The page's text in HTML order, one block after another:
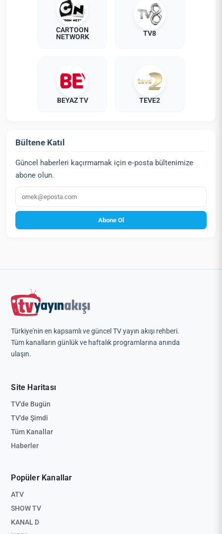
CARTOON
NETWORK
TV8
BEYAZ TV TEVE2
Bültene Katıl
Güncel haberleri kaçırmamak için e‑posta bültenimize
abone olun.
E‑posta
Abone Ol
Türkiye'nin en kapsamlı ve güncel TV yayın akışı rehberi.
Tüm kanalların günlük ve haftalık programlarına anında
ulaşın.
Site Haritası
TV'de Bugün
TV'de Şimdi
Tüm Kanallar
Haberler
Popüler Kanallar
ATV
SHOW TV
KANAL D